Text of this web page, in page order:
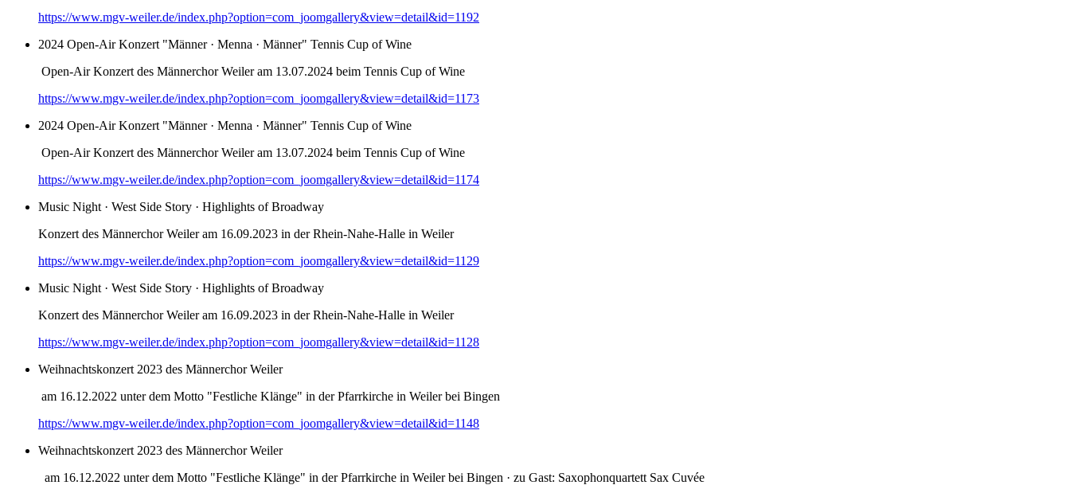
https://www.mgv-weiler.de/index.php?option=com_joomgallery&view=detail&id=1192
2024 Open-Air Konzert "Männer · Menna · Männer" Tennis Cup of Wine
Open-Air Konzert des Männerchor Weiler am 13.07.2024 beim Tennis Cup of Wine
https://www.mgv-weiler.de/index.php?option=com_joomgallery&view=detail&id=1173
2024 Open-Air Konzert "Männer · Menna · Männer" Tennis Cup of Wine
Open-Air Konzert des Männerchor Weiler am 13.07.2024 beim Tennis Cup of Wine
https://www.mgv-weiler.de/index.php?option=com_joomgallery&view=detail&id=1174
Music Night · West Side Story · Highlights of Broadway
Konzert des Männerchor Weiler am 16.09.2023 in der Rhein-Nahe-Halle in Weiler
https://www.mgv-weiler.de/index.php?option=com_joomgallery&view=detail&id=1129
Music Night · West Side Story · Highlights of Broadway
Konzert des Männerchor Weiler am 16.09.2023 in der Rhein-Nahe-Halle in Weiler
https://www.mgv-weiler.de/index.php?option=com_joomgallery&view=detail&id=1128
Weihnachtskonzert 2023 des Männerchor Weiler
am 16.12.2022 unter dem Motto "Festliche Klänge" in der Pfarrkirche in Weiler bei Bingen
https://www.mgv-weiler.de/index.php?option=com_joomgallery&view=detail&id=1148
Weihnachtskonzert 2023 des Männerchor Weiler
am 16.12.2022 unter dem Motto "Festliche Klänge" in der Pfarrkirche in Weiler bei Bingen · zu Gast: Saxophonquartett Sax Cuvée